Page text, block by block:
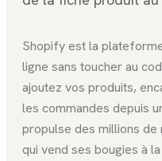
Shopify est la
ligne sans toucher au
ajoutez vos produits,
les commandes depuis
propulse des millions de
qui vend ses bougies à